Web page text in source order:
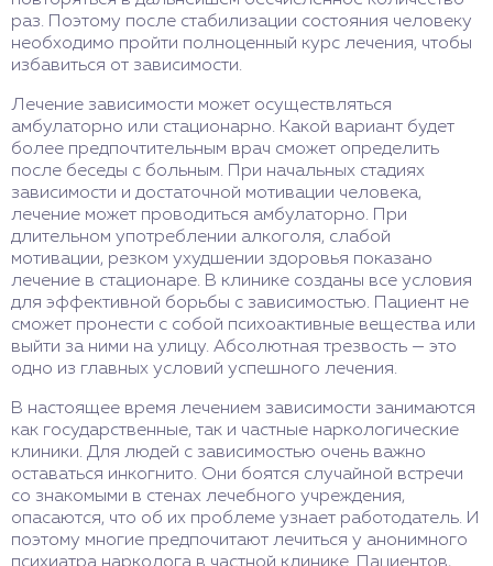
раз. Поэтому после стабилизации состояния человеку
необходимо пройти полноценный курс лечения, чтобы
избавиться от зависимости.
Лечение зависимости может осуществляться
амбулаторно или стационарно. Какой вариант будет
более предпочтительным врач сможет определить
после беседы с больным. При начальных стадиях
зависимости и достаточной мотивации человека,
лечение может проводиться амбулаторно. При
длительном употреблении алкоголя, слабой
мотивации, резком ухудшении здоровья показано
лечение в стационаре. В клинике созданы все условия
для эффективной борьбы с зависимостью. Пациент не
сможет пронести с собой психоактивные вещества или
выйти за ними на улицу. Абсолютная трезвость — это
одно из главных условий успешного лечения.
В настоящее время лечением зависимости занимаются
как государственные, так и частные наркологические
клиники. Для людей с зависимостью очень важно
оставаться инкогнито. Они боятся случайной встречи
со знакомыми в стенах лечебного учреждения,
опасаются, что об их проблеме узнает работодатель. И
поэтому многие предпочитают лечиться у анонимного